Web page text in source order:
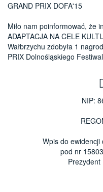
GRAND PRIX DOFA'15
Miło nam poinformować, że
ADAPTACJA NA CELE
Wałbrzychu zdobyła 1
PRIX Dolnośląskiego
NIP:
Wpis do ewidencji
pod nr
Prezydent